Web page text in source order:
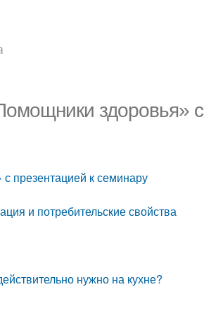
здоровья» с
презентацией к семинару
и потребительские свойства
нужно на кухне?